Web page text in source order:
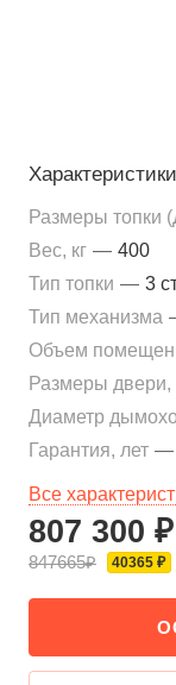
Характеристики
Размеры топки
Вес, кг — 400
Тип топки — 3
Тип механизма
Объем
Размеры
Диаметр
Гарантия, лет —
Все
807 300 ₽
847665₽ 40365 ₽